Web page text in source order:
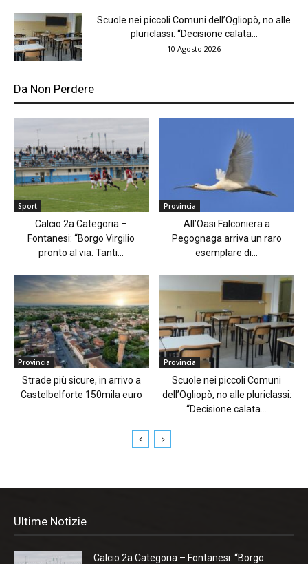
Scuole nei piccoli Comuni dell’Ogliopò, no alle
pluriclassi: “Decisione calata...
10 Agosto 2026
Da Non Perdere
Sport
Calcio 2a Categoria –
Fontanesi: “Borgo Virgilio
pronto al via. Tanti...
Provincia
All’Oasi Falconiera a
Pegognaga arriva un raro
esemplare di...
Provincia
Strade più sicure, in arrivo a
Castelbelforte 150mila euro
Provincia
Scuole nei piccoli Comuni
dell’Ogliopò, no alle pluriclassi:
“Decisione calata...
Ultime Notizie
Calcio 2a Categoria – Fontanesi: “Borgo